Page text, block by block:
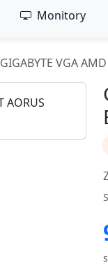
Monitory
GIGABYTE VGA